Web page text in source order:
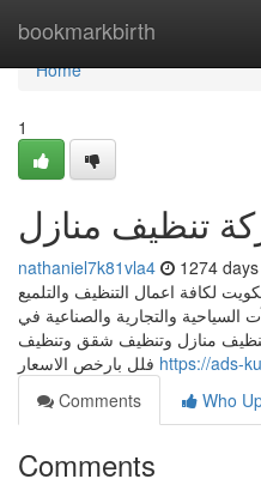
bookmarkbirth
Home
Home
1
تنظيف منازل
nathaniel7k81vla4 1274
لكافة اعمال التنظيف والتلميع
والتجارية والصناعية في
منازل وتنظيف شقق وتنظيف
https://ads-
Comments
Who
Comments